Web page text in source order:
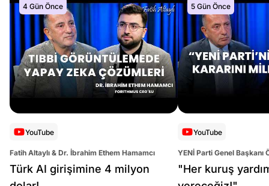
4 Gün Önce
YouTube
Fatih Altaylı & Dr. İbrahim Ethem Hamamcı
Türk AI girişimine 4 milyon
5 Gün Önce
YouTube
YENİ Parti Genel Başkanı
Altaylı
"Her kuruş